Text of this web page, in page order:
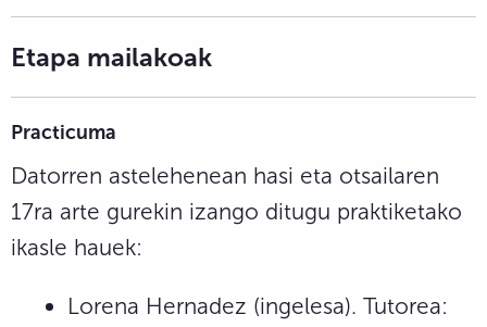
Etapa mailakoak
Practicuma
Datorren astelehenean hasi eta otsailaren
17ra arte gurekin izango ditugu praktiketako
ikasle hauek:
Lorena Hernadez (ingelesa). Tutorea: